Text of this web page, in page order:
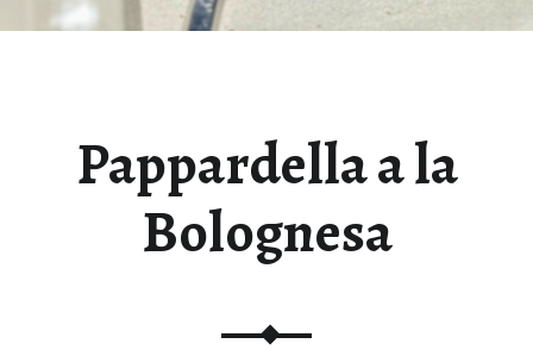
Pappardella a la
Bolognesa